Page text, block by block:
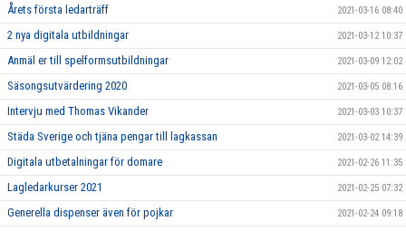
Årets första ledarträff 2021-03-16 08:40
2 nya digitala utbildningar 2021-03-12 10:37
Anmäl er till spelformsutbildningar 2021-03-09 12:02
Säsongsutvärdering 2020 2021-03-05 08:16
Intervju med Thomas Vikander 2021-03-03 10:37
Städa Sverige och tjäna pengar till lagkassan 2021-03-02 14:39
Digitala utbetalningar för domare 2021-02-26 11:35
Lagledarkurser 2021 2021-02-25 07:32
Generella dispenser även för pojkar 2021-02-24 09:18